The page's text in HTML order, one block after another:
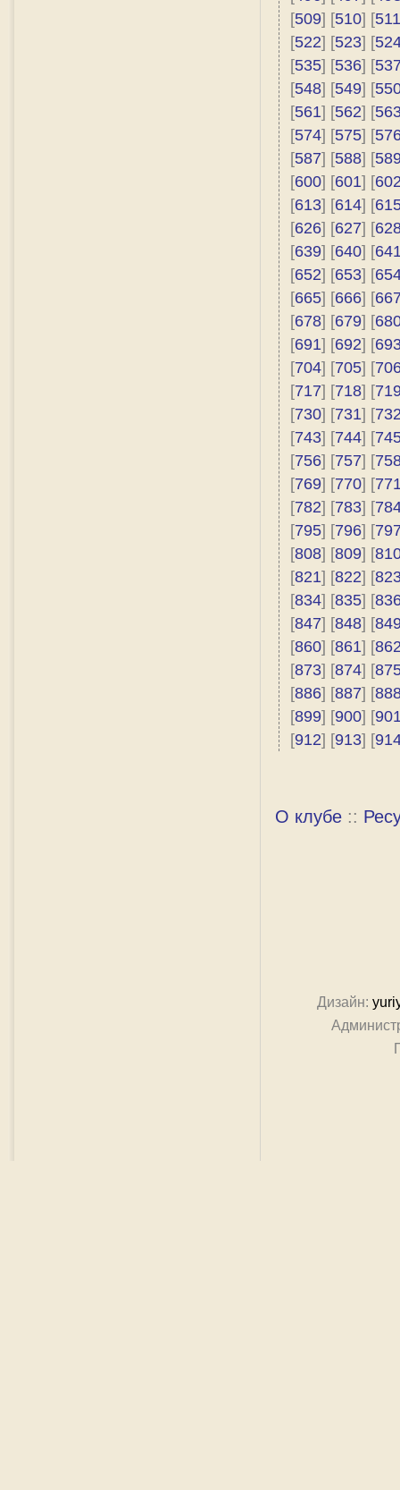
[509] [510] [511
[522] [523] [
[535] [536] [
[548] [549] [
[561] [562] [
[574] [575] [
[587] [588] [
[600] [601] [
[613] [614] [
[626] [627] [
[639] [640] [
[652] [653] [
[665] [666] [
[678] [679] [
[691] [692] [
[704] [705] [
[717] [718] [
[730] [731] [
[743] [744] [
[756] [757] [
[769] [770] [
[782] [783] [
[795] [796] [
[808] [809] [
[821] [822] [
[834] [835] [
[847] [848] [
[860] [861] [
[873] [874] [
[886] [887] [
[899] [900] [
[912] [913] [
О клубе ::
Дизайн: